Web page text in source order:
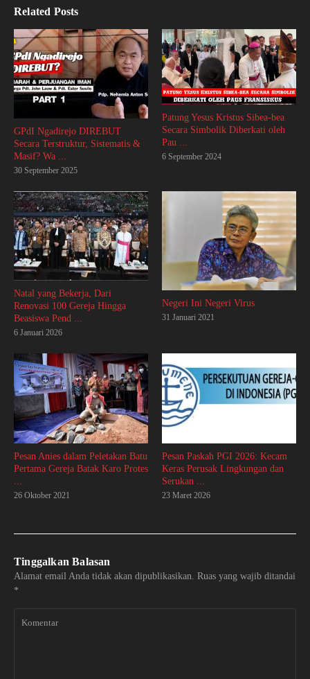
Related Posts
GPdI Ngadirejo DIREBUT
Secara Terstruktur, Sistematis &
Masif? Wa ...
30 September 2025
Patung Yesus Kristus Sibea-bea
Secara Simbolik Diberkati oleh
Pau ...
6 September 2024
Natal yang Bekerja, Dari
Renovasi 100 Gereja Hingga
Beasiswa Pend ...
6 Januari 2026
Negeri Ini Negeri Virus
31 Januari 2021
Pesan Anies dalam Peletakan Batu
Pertama Gereja Batak Karo Protes
26 Oktober 2021
Pesan Paskah PGI 2026: Kecam
Keras Perusak Lingkungan dan
Serukan ...
23 Maret 2026
Tinggalkan Balasan
Alamat email Anda tidak akan dipublikasikan. Ruas yang wajib ditandai
*